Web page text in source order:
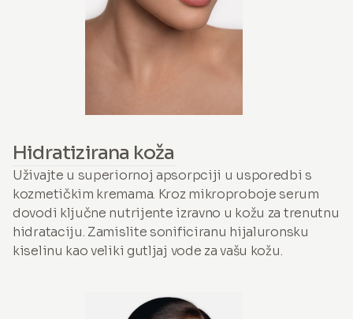
Hidratizirana koža
Uživajte u superiornoj apsorpciji u usporedbi s
kozmetičkim kremama. Kroz mikroproboje serum
dovodi ključne nutrijente izravno u kožu za trenutnu
hidrataciju. Zamislite sonificiranu hijaluronsku
kiselinu kao veliki gutljaj vode za vašu kožu.